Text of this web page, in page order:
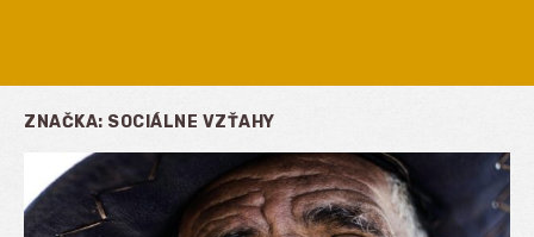
ZNAČKA: SOCIÁLNE VZŤAHY